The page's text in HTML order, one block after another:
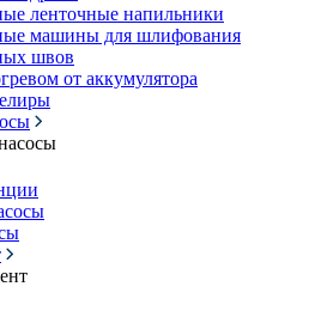
ленточные напильники
машины для шлифования
швов
от аккумулятора